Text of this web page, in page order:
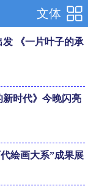
文体
《一片叶子的承
时代》今晚闪亮
绘画大系”成果展